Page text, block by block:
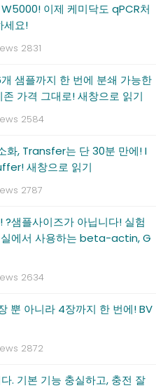
이제 케미닥도 qPCR처
세요!
2831
샘플까지 한 번에 분쇄 가능한
가격 그대로! 새창으로 읽기
2584
, Transfer는 단 30분 만에! I
새창으로 읽기
2787
플사이즈가 아닙니다! 실험
실에서 사용하는 beta-actin, G
2634
뿐 아니라 4장까지 한 번에! BV
2872
. 기본 기능 충실하고, 충전 잘